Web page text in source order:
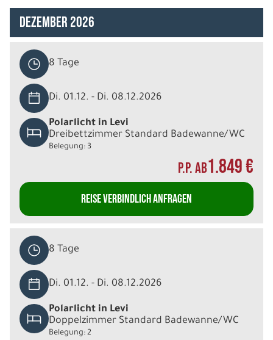
Dezember 2026
8 Tage
Di. 01.12. - Di. 08.12.2026
Polarlicht in Levi
Dreibettzimmer Standard Badewanne/WC
Belegung: 3
P.P. AB1.849 €
REISE VERBINDLICH ANFRAGEN
8 Tage
Di. 01.12. - Di. 08.12.2026
Polarlicht in Levi
Doppelzimmer Standard Badewanne/WC
Belegung: 2